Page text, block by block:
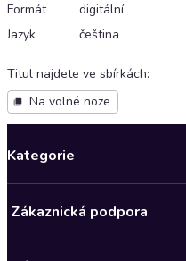
Formát
digitální
Jazyk
čeština
Titul najdete ve sbírkách:
Na volné noze
Kategorie
Bestsellery měsíce
Zákaznická podpora